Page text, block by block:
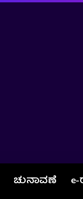
ಚುನಾವಣೆ